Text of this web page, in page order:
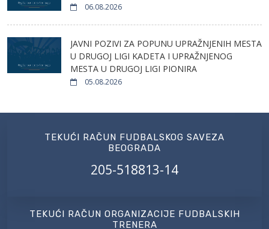
06.08.2026
JAVNI POZIVI ZA POPUNU UPRAŽNJENIH MESTA
U DRUGOJ LIGI KADETA I UPRAŽNJENOG
MESTA U DRUGOJ LIGI PIONIRA
05.08.2026
TEKUĆI RAČUN FUDBALSKOG SAVEZA
BEOGRADA
205-518813-14
TEKUĆI RAČUN ORGANIZACIJE FUDBALSKIH
TRENERA